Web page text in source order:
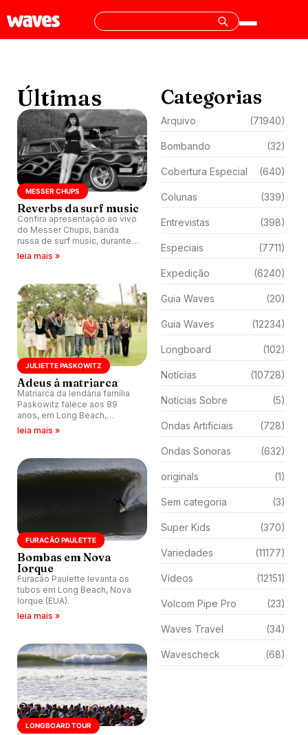
Últimas
MESSER CHUPS
Reverbs da surf music
Confira apresentação ao vivo
do Messer Chups, banda
russa de surf music, durante
show no Alex Bar em Long
leia mais »
JULIETTE PASKOWITZ
Adeus à matriarca
Matriarca da lendária família
Paskowitz falece aos 89
anos, em Long Beach,
Califórnia (EUA).
leia mais »
FURACÃO PAULETTE
Bombas em Nova
Iorque
Furacão Paulette levanta os
tubos em Long Beach, Nova
Iorque (EUA).
leia mais »
LONGBOARD TOUR
Categorias
Arquivo (71940)
Bombando (32)
Cobertura Especial (640)
Colunas (339)
Entrevistas (398)
Especiais (7711)
Expedição (6240)
Guia Waves (20)
Guia Waves (12234)
Longboard (102)
Notícias (10728)
Notícias Sobre (5)
Ondas Artificiais (728)
Ondas Sonoras (632)
originals (1)
Sem categoria (3)
Super Kids (370)
Variedades (11177)
Vídeos (12151)
Volcom Pipe Pro (23)
Waves Travel (34)
Wavescheck (68)